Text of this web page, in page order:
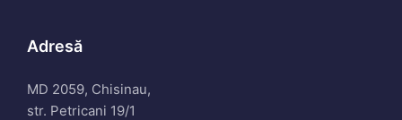
Adresă
MD 2059, Chisinau,
str. Petricani 19/1